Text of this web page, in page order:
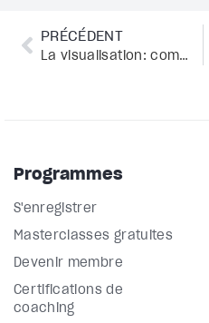
PRÉCÉDENT
La visualisation: comment devenir le créateur de votre vie
Programmes
S'enregistrer
Masterclasses gratuites
Devenir membre
Certifications de
coaching